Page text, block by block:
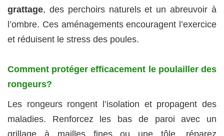
grattage, des perchoirs naturels et un abreuvoir à
l’ombre. Ces aménagements encouragent l’exercice
et réduisent le stress des poules.
Comment protéger efficacement le poulailler des
rongeurs?
Les rongeurs rongent l’isolation et propagent des
maladies. Renforcez les bas de paroi avec un
grillage à mailles fines ou une tôle, réparez